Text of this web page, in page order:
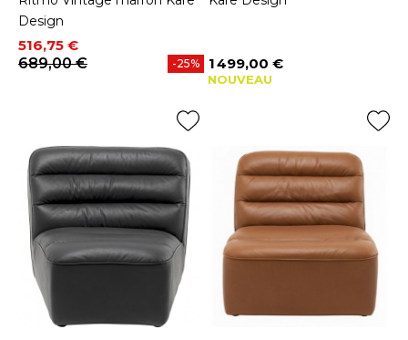
Design
Prix
516,75 €
Prix de base
689,00 €
-25% Prix
1 499,00 €
NOUVEAU